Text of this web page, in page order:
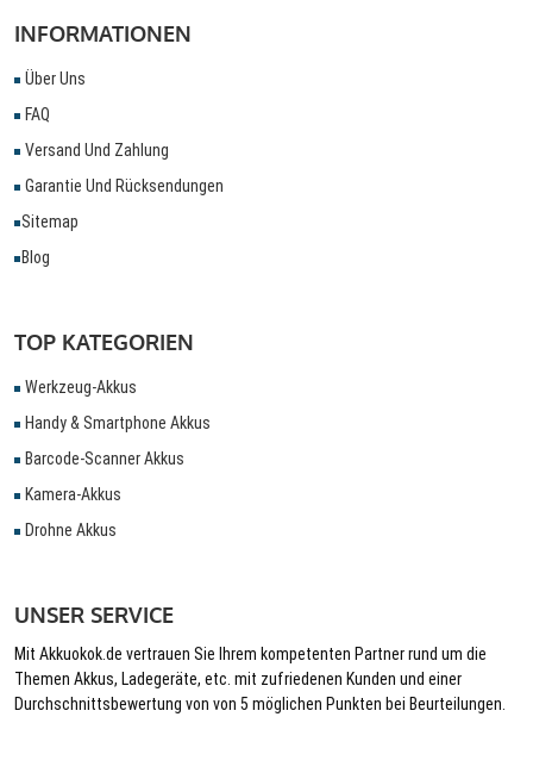
INFORMATIONEN
Über Uns
FAQ
Versand Und Zahlung
Garantie Und Rücksendungen
Sitemap
Blog
TOP KATEGORIEN
Werkzeug-Akkus
Handy & Smartphone Akkus
Barcode-Scanner Akkus
Kamera-Akkus
Drohne Akkus
UNSER SERVICE
Mit Akkuokok.de vertrauen Sie Ihrem kompetenten Partner rund um die
Themen Akkus, Ladegeräte, etc. mit zufriedenen Kunden und einer
Durchschnittsbewertung von von 5 möglichen Punkten bei Beurteilungen.